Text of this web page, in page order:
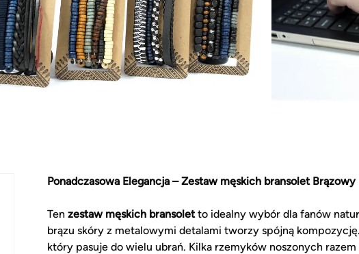
Ponadczasowa Elegancja – Zestaw męskich bransolet Brązowy
Ten zestaw męskich bransoletto idealny wybór dla fanów
brązu skóry z metalowymi detalami tworzy spójną
który pasuje do wielu ubrań. Kilka rzemyków noszonych